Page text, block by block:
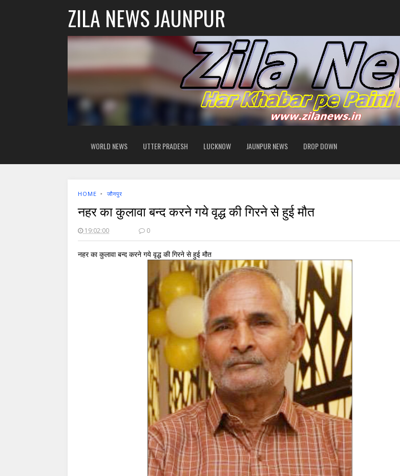
ZILA NEWS JAUNPUR
WORLD NEWS UTTER PRADESH LUCKNOW JAUNPUR NEWS DROP DOWN
HOME ‣ जौनपुर
नहर का कुलावा बन्द करने गये वृद्ध की गिरने से हुई मौत
19:02:00 0
नहर का कुलावा बन्द करने गये वृद्ध की गिरने से हुई मौत